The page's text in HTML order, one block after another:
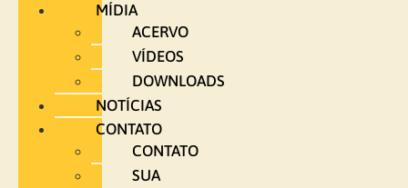
MÍDIA
ACERVO
VÍDEOS
DOWNLOADS
NOTÍCIAS
CONTATO
CONTATO
SUA